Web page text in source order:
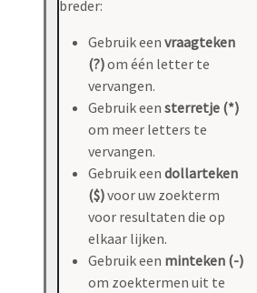
breder:
Gebruik een vraagteken
(?)om één letter te
vervangen.
Gebruik een sterretje (*)
om meer letters te
vervangen.
Gebruik een dollarteken
($)voor uw zoekterm
voor resultaten die op
elkaar lijken.
Gebruik een minteken (-)
om zoektermen uit te